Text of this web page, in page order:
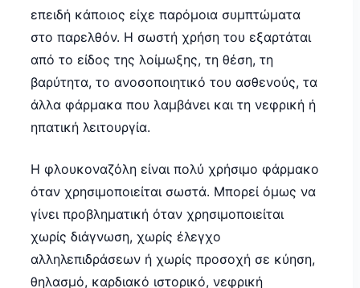
επειδή κάποιος είχε παρόμοια συμπτώματα
στο παρελθόν. Η σωστή χρήση του εξαρτάται
από το είδος της λοίμωξης, τη θέση, τη
βαρύτητα, το ανοσοποιητικό του ασθενούς, τα
άλλα φάρμακα που λαμβάνει και τη νεφρική ή
ηπατική λειτουργία.
Η φλουκοναζόλη είναι πολύ χρήσιμο φάρμακο
όταν χρησιμοποιείται σωστά. Μπορεί όμως να
γίνει προβληματική όταν χρησιμοποιείται
χωρίς διάγνωση, χωρίς έλεγχο
αλληλεπιδράσεων ή χωρίς προσοχή σε κύηση,
θηλασμό, καρδιακό ιστορικό, νεφρική